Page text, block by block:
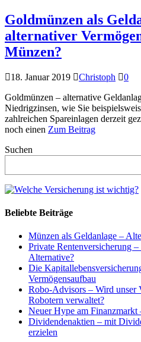
Goldmünzen als
alternativer
Münzen?
18. Januar 2019 Christoph
0
Goldmünzen – alternative
Niedrigzinsen, wie Sie
zahlreichen Spareinlagen derzeit
noch einen Zum Beitrag
Suchen
Beliebte Beiträge
Münzen als Geldanlage –
Private Rentenversicherung
Alternative?
Die
Vermögensaufbau
Robo-Advisors – Wird unser
Robotern verwaltet?
Neuer Hype am
Dividendenaktien – mit
erzielen